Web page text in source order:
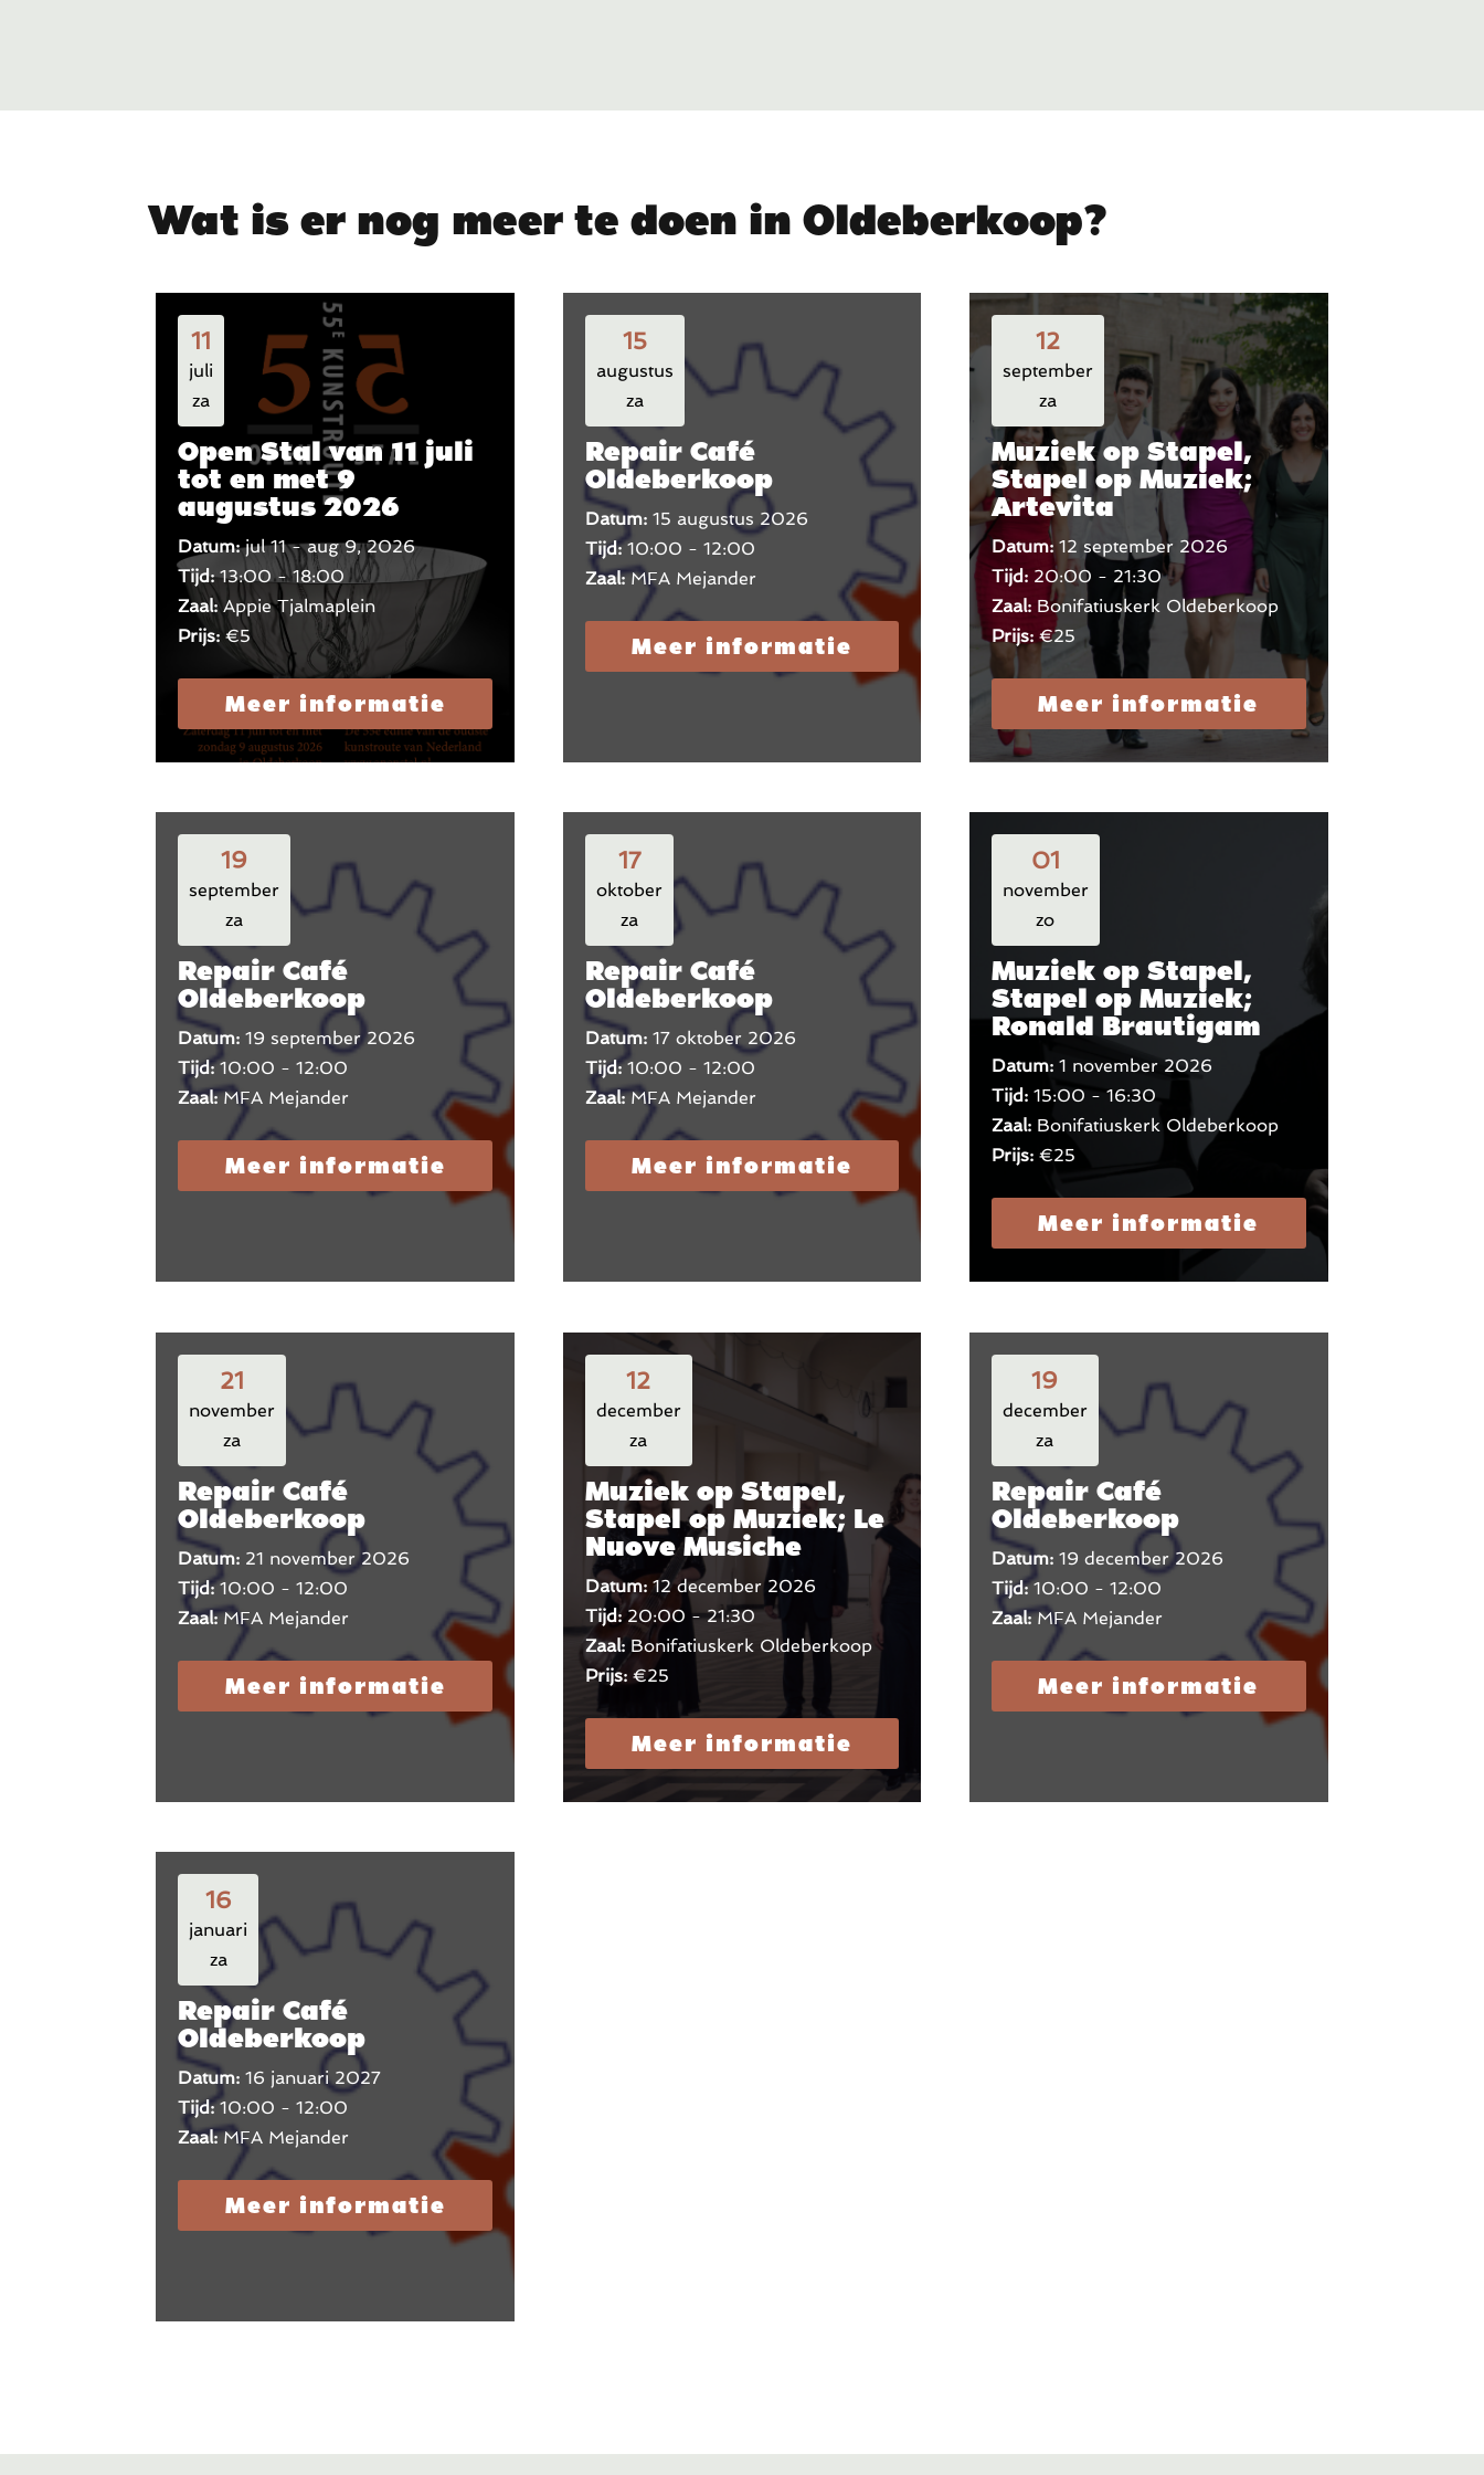
Wat is er nog meer te doen in Oldeberkoop?
11
juli
za
Open Stal van 11 juli
tot en met 9
augustus 2026
Datum:jul 11 - aug 9, 2026
Tijd:13:00 - 18:00
Zaal: Appie Tjalmaplein
Prijs:€5
Meer informatie
15
augustus
za
Repair Café
Oldeberkoop
Datum: 15 augustus 2026
Tijd:10:00 - 12:00
Zaal:MFA Mejander
Meer informatie
12
september
za
Muziek op Stapel,
Stapel op Muziek;
Artevita
Datum: 12 september 2026
Tijd: 20:00 - 21:30
Zaal: Bonifatiuskerk Oldeberkoop
Prijs: €25
Meer informatie
19
september
za
Repair Café
Oldeberkoop
Datum:19 september 2026
Tijd:10:00 - 12:00
Zaal:MFA Mejander
Meer informatie
17
oktober
za
Repair Café
Oldeberkoop
Datum: 17 oktober 2026
Tijd:10:00 - 12:00
Zaal:MFA Mejander
Meer informatie
01
november
zo
Muziek op Stapel,
Stapel op Muziek;
Ronald Brautigam
Datum: 1 november 2026
Tijd: 15:00 - 16:30
Zaal: Bonifatiuskerk Oldeberkoop
Prijs: €25
Meer informatie
21
november
za
Repair Café
Oldeberkoop
Datum: 21 november 2026
Tijd:10:00 - 12:00
Zaal:MFA Mejander
Meer informatie
12
december
za
Muziek op Stapel,
Stapel op Muziek; Le
Nuove Musiche
Datum: 12 december 2026
Tijd:20:00 - 21:30
Zaal: Bonifatiuskerk Oldeberkoop
Prijs: €25
Meer informatie
19
december
za
Repair Café
Oldeberkoop
Datum: 19 december 2026
Tijd:10:00 - 12:00
Zaal:MFA Mejander
Meer informatie
16
januari
za
Repair Café
Oldeberkoop
Datum:16 januari 2027
Tijd:10:00 - 12:00
Zaal:MFA Mejander
Meer informatie